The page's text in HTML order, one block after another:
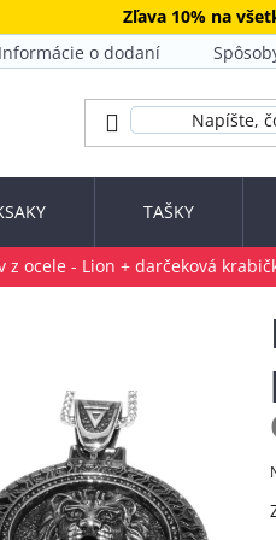
Zľava 10% na
Informácie o dodaní
TAŠKY
z ocele - Lion + darčeková